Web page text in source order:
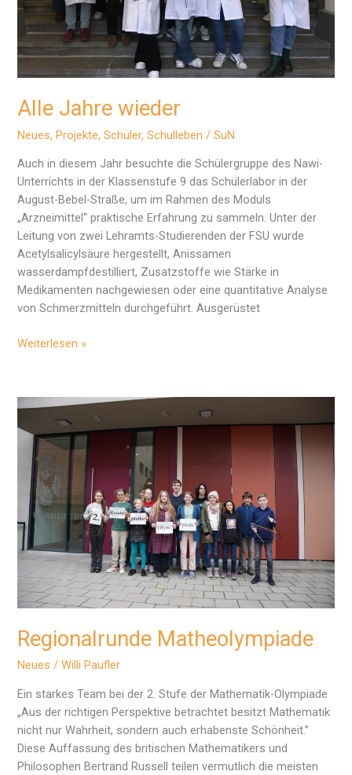
Alle Jahre wieder
Neues,Projekte,Schüler,Schulleben /SuN
Auch in diesem Jahr besuchte die Schülergruppe des Nawi-
Unterrichts in der Klassenstufe 9 das Schülerlabor in der
August-Bebel-Straße, um im Rahmen des Moduls
„Arzneimittel“ praktische Erfahrung zu sammeln. Unter der
Leitung von zwei Lehramts-Studierenden der FSU wurde
Acetylsalicylsäure hergestellt, Anissamen
wasserdampfdestilliert, Zusatzstoffe wie Stärke in
Medikamenten nachgewiesen oder eine quantitative Analyse
von Schmerzmitteln durchgeführt. Ausgerüstet
Alle
Weiterlesen »
Regionalrunde Matheolympiade
Neues /Willi Paufler
Ein starkes Team bei der 2. Stufe der Mathematik-Olympiade
„Aus der richtigen Perspektive betrachtet besitzt Mathematik
nicht nur Wahrheit, sondern auch erhabenste Schönheit.”
Diese Auffassung des britischen Mathematikers und
Philosophen Bertrand Russell teilen vermutlich die meisten